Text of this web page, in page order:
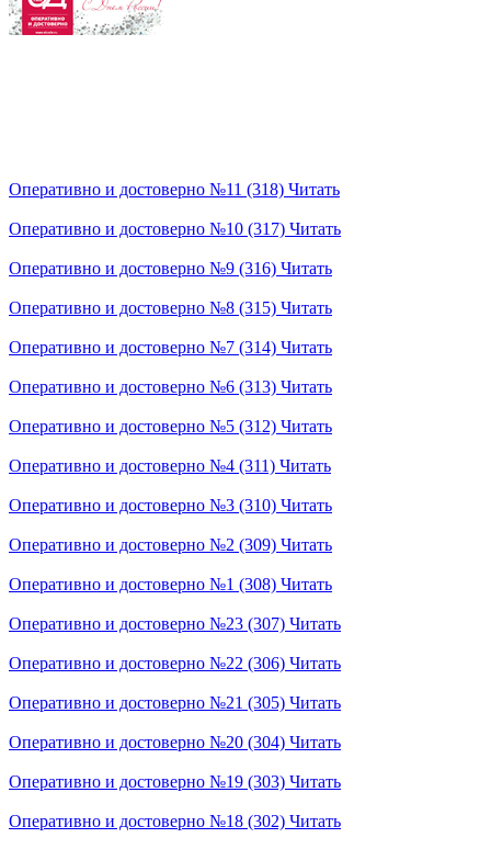
Оперативно и достоверно №11 (318) Читать
Оперативно и достоверно №10 (317) Читать
Оперативно и достоверно №9 (316) Читать
Оперативно и достоверно №8 (315) Читать
Оперативно и достоверно №7 (314) Читать
Оперативно и достоверно №6 (313) Читать
Оперативно и достоверно №5 (312) Читать
Оперативно и достоверно №4 (311) Читать
Оперативно и достоверно №3 (310) Читать
Оперативно и достоверно №2 (309) Читать
Оперативно и достоверно №1 (308) Читать
Оперативно и достоверно №23 (307) Читать
Оперативно и достоверно №22 (306) Читать
Оперативно и достоверно №21 (305) Читать
Оперативно и достоверно №20 (304) Читать
Оперативно и достоверно №19 (303) Читать
Оперативно и достоверно №18 (302) Читать